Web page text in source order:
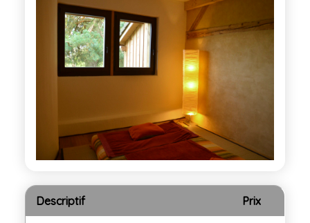
Descriptif Prix